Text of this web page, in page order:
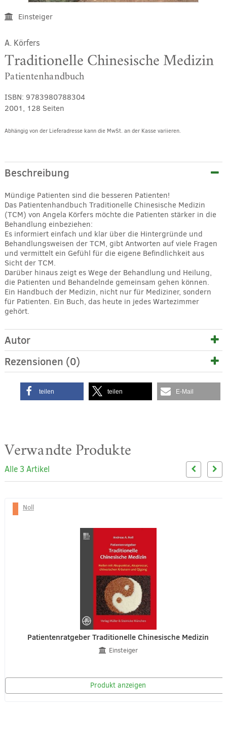
Einsteiger
A. Körfers
Traditionelle Chinesische Medizin
Patientenhandbuch
ISBN: 9783980788304
2001, 128 Seiten
Abhängig von der Lieferadresse kann die MwSt. an der Kasse variieren.
Beschreibung
Mündige Patienten sind die besseren Patienten!
Das Patientenhandbuch Traditionelle Chinesische Medizin
(TCM) von Angela Körfers möchte die Patienten stärker in die
Behandlung einbeziehen:
Es informiert einfach und klar über die Hintergründe und
Behandlungsweisen der TCM, gibt Antworten auf viele Fragen
und vermittelt ein Gefühl für die eigene Befindlichkeit aus
Sicht der TCM.
Darüber hinaus zeigt es Wege der Behandlung und Heilung,
die Patienten und Behandelnde gemeinsam gehen können.
Ein Handbuch der Medizin, nicht nur für Mediziner, sondern
für Patienten. Ein Buch, das heute in jedes Wartezimmer
gehört.
Autor
Rezensionen (0)
teilen teilen E-Mail
Verwandte Produkte
Alle 3 Artikel
Noll
Patientenratgeber Traditionelle Chinesische Medizin
Einsteiger
Produkt anzeigen